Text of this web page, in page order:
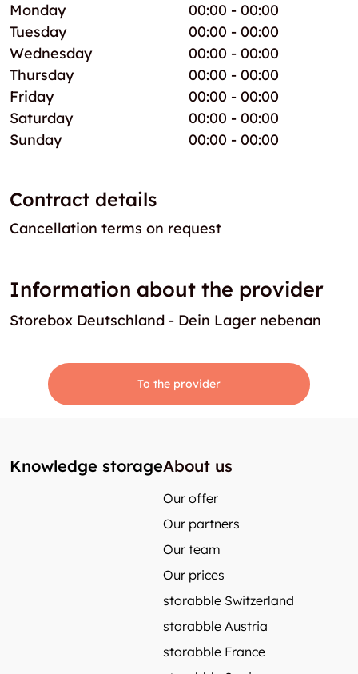
Monday
00:00 - 00:00
Tuesday
00:00 - 00:00
Wednesday
00:00 - 00:00
Thursday
00:00 - 00:00
Friday
00:00 - 00:00
Saturday
00:00 - 00:00
Sunday
00:00 - 00:00
Contract details
Cancellation terms on request
Information about the provider
Storebox Deutschland - Dein Lager nebenan
To the provider
Knowledge storageAbout us
Our offer
Our partners
Our team
Our prices
storabble Switzerland
storabble Austria
storabble France